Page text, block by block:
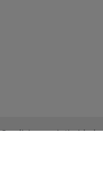
Condiciones intimidad